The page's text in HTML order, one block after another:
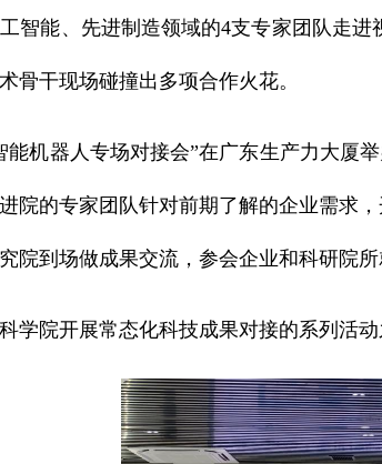
能、先进制造领域的4支专家团队走进
骨干现场碰撞出多项合作火花。
器人专场对接会”在广东生产力大厦
院的专家团队针对前期了解的企业需求
院到场做成果交流，参会企业和科研院
院开展常态化科技成果对接的系列活动